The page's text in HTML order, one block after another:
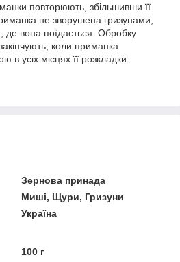
повторюють, збільшивши її
не зворушена гризунами,
де вона поїдається. Обробку
коли приманка
в усіх місцях її розкладки.
Зернова принада
Миші, Щури, Гризуни
Україна
100 г